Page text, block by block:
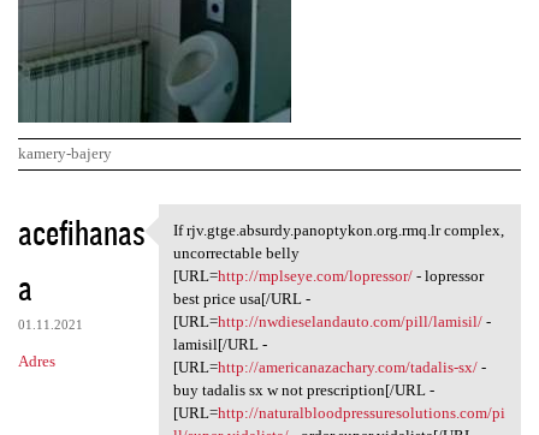
kamery-bajery
K
o
m
e
n
acefihanas
a
01.11.2021
Adres
If rjv.gtge.absurdy
If rjv.gtge.absurdy.panoptykon.org.rmq.lr complex,
uncorrectable belly
[URL=http://mplseye.com/lopressor/- lopressor
best price usa[/URL -
[URL=http://nwdieselandauto.com/pill/lamisil/-
lamisil[/URL -
[URL=http://americanazachary.com/tadalis-sx/-
buy tadalis sx w not prescription[/URL -
[URL=http://naturalbloodpressuresolutions.com/pi